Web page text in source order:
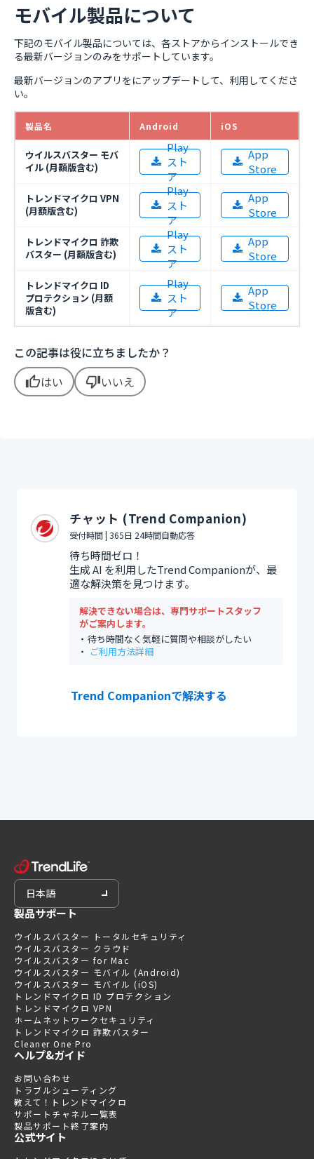
モバイル製品について
下記のモバイル製品については、各ストアからインストールでき
る最新バージョンのみをサポートしています。
最新バージョンのアプリをにアップデートして、利用してくださ
い。
製品名 Android iOS
ウイルスバスター モバ
イル (月額版含む)
Play
スト
ア
App
Store
トレンドマイクロ VPN
(月額版含む)
Play
スト
ア
App
Store
トレンドマイクロ 詐欺
バスター (月額版含む)
Play
スト
ア
App
Store
トレンドマイクロ ID
プロテクション (月額
版含む)
Play
スト
ア
App
Store
この記事は役に立ちましたか？
thumb_upはい thumb_downいいえ
チャット (Trend Companion)
受付時間 | 365日 24時間自動応答
待ち時間ゼロ！
生成 AI を利用したTrend Companionが、最
適な解決策を見つけます。
解決できない場合は、専門サポートスタッフ
がご案内します。
待ち時間なく気軽に質問や相談がしたい
ご利用方法詳細
Trend Companionで解決する
日本語
製品サポート
ウイルスバスター トータルセキュリティ
ウイルスバスター クラウド
ウイルスバスター for Mac
ウイルスバスター モバイル (Android)
ウイルスバスター モバイル (iOS)
トレンドマイクロ ID プロテクション
トレンドマイクロ VPN
ホームネットワークセキュリティ
トレンドマイクロ 詐欺バスター
Cleaner One Pro
ヘルプ&ガイド
お問い合わせ
トラブルシューティング
教えて！トレンドマイクロ
サポートチャネル一覧表
製品サポート終了案内
公式サイト